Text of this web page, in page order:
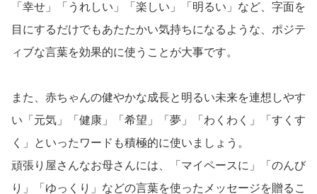
「幸せ」「うれしい」「楽しい」「明るい」など、字面を
目にするだけでもあたたかい気持ちになるような、ポジテ
ィブな言葉を効果的に使うことが大事です。
また、赤ちゃんの健やかな成長と明るい未来を連想しやす
い「元気」「健康」「希望」「夢」「わくわく」「すくす
く」といったワードも積極的に使いましょう。
頑張り屋さんなお母さんには、「マイペースに」「のんび
り」「ゆっくり」などの言葉を使ったメッセージを贈るこ